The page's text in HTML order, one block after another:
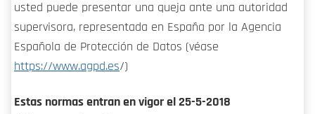
usted puede presentar una queja ante una autoridad
supervisora, representada en España por la Agencia
Española de Protección de Datos (véase
https://www.agpd.es/)
Estas normas entran en vigor el 25-5-2018